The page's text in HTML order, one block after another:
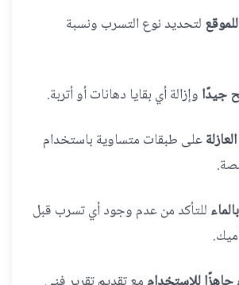
لتحديد نوع التسرب ونسبة
جيدًا وإزالة أي بقايا دهانات أو أتربة.
على طبقات متساوية باستخدام
للتأكد من عدم وجود أي تسرب قبل